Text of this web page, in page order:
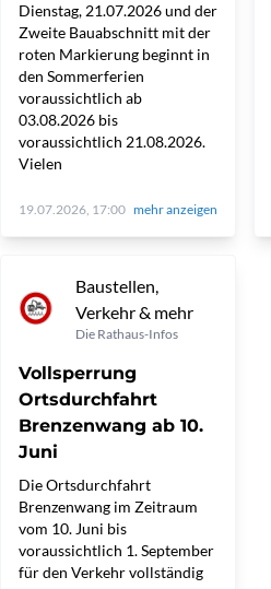
Dienstag, 21.07.2026 und der
Zweite Bauabschnitt mit der
roten Markierung beginnt in
den Sommerferien
voraussichtlich ab
03.08.2026 bis
voraussichtlich 21.08.2026.
Vielen
19.07.2026, 17:00 mehr anzeigen
Baustellen,
Verkehr & mehr
Die Rathaus-Infos
Vollsperrung
Ortsdurchfahrt
Brenzenwang ab 10.
Juni
Die Ortsdurchfahrt
Brenzenwang im Zeitraum
vom 10. Juni bis
voraussichtlich 1. September
für den Verkehr vollständig